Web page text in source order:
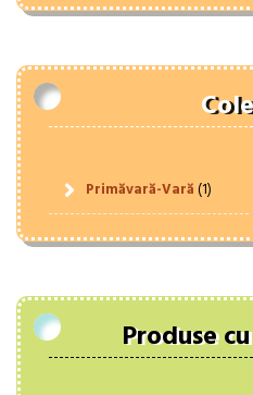
Primăvară-Vară(1)
Produse